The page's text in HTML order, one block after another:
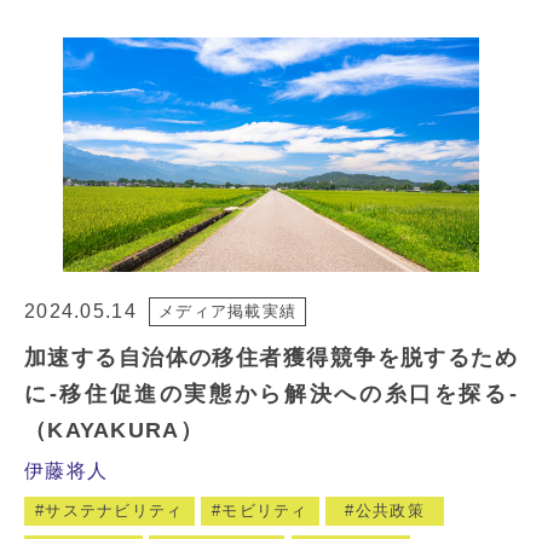
2024.05.14 メディア掲載実績
加速する自治体の移住者獲得競争を脱するため
に-移住促進の実態から解決への糸口を探る-
（KAYAKURA）
伊藤将人
サステナビリティ モビリティ 公共政策